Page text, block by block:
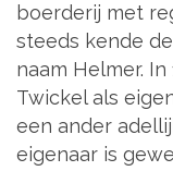
boerderij met
steeds kende
naam Helmer.
Twickel als
een ander
eigenaar is